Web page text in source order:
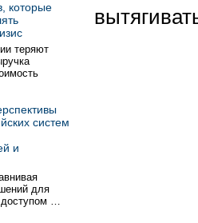
которые
теряют
систем
и
для
доступом …